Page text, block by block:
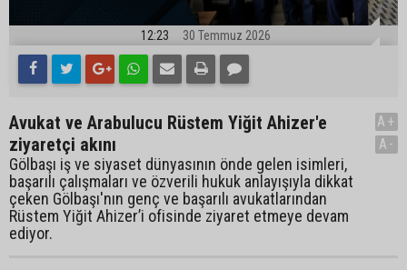
12:23 30 Temmuz 2026
Avukat ve Arabulucu Rüstem Yiğit Ahizer'e
ziyaretçi akını
Gölbaşı iş ve siyaset dünyasının önde gelen isimleri,
başarılı çalışmaları ve özverili hukuk anlayışıyla dikkat
çeken Gölbaşı'nın genç ve başarılı avukatlarından
Rüstem Yiğit Ahizer’i ofisinde ziyaret etmeye devam
ediyor.
A+
A-